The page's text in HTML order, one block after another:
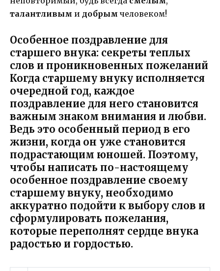
талантливым и добрым человеком!
Особенное поздравление для
старшего внука: секреты теплых
слов и проникновенных пожеланий
Когда старшему внуку исполняется
очередной год, каждое
поздравление для него становится
важным знаком внимания и любви.
Ведь это особенный период в его
жизни, когда он уже становится
подрастающим юношей. Поэтому,
чтобы написать по-настоящему
особенное поздравление своему
старшему внуку, необходимо
аккуратно подойти к выбору слов и
сформулировать пожелания,
которые переполнят сердце внука
радостью и гордостью.